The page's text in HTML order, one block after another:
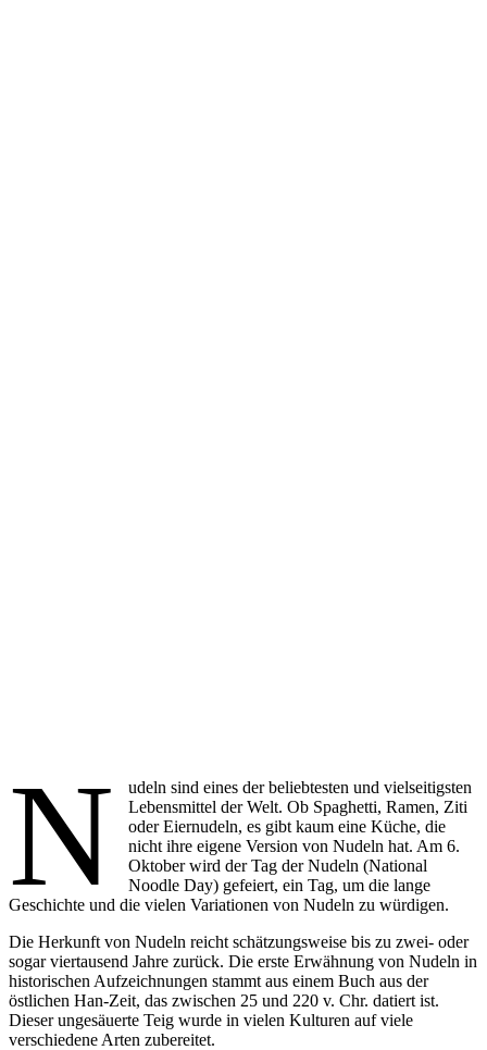
N
udeln sind eines der beliebtesten und vielseitigsten
Lebensmittel der Welt. Ob Spaghetti, Ramen, Ziti
oder Eiernudeln, es gibt kaum eine Küche, die
nicht ihre eigene Version von Nudeln hat. Am 6.
Oktober wird der Tag der Nudeln (National
Noodle Day) gefeiert, ein Tag, um die lange
Geschichte und die vielen Variationen von Nudeln zu würdigen.
Die Herkunft von Nudeln reicht schätzungsweise bis zu zwei- oder
sogar viertausend Jahre zurück. Die erste Erwähnung von Nudeln in
historischen Aufzeichnungen stammt aus einem Buch aus der
östlichen Han-Zeit, das zwischen 25 und 220 v. Chr. datiert ist.
Dieser ungesäuerte Teig wurde in vielen Kulturen auf viele
verschiedene Arten zubereitet.